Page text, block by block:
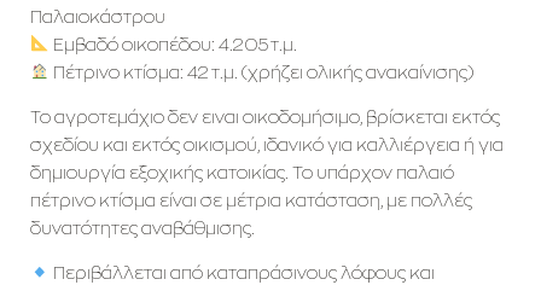
Παλαιοκάστρου
Εμβαδό οικοπέδου: 4.205 τ.μ.
Πέτρινο κτίσμα: 42 τ.μ. (χρήζει ολικής ανακαίνισης)
Το αγροτεμάχιο δεν ειναι οικοδομήσιμο, βρίσκεται εκτός
σχεδίου και εκτός οικισμού, ιδανικό για καλλιέργεια ή για
δημιουργία εξοχικής κατοικίας. Το υπάρχον παλαιό
πέτρινο κτίσμα είναι σε μέτρια κατάσταση, με πολλές
δυνατότητες αναβάθμισης.
Περιβάλλεται από καταπράσινους λόφους και